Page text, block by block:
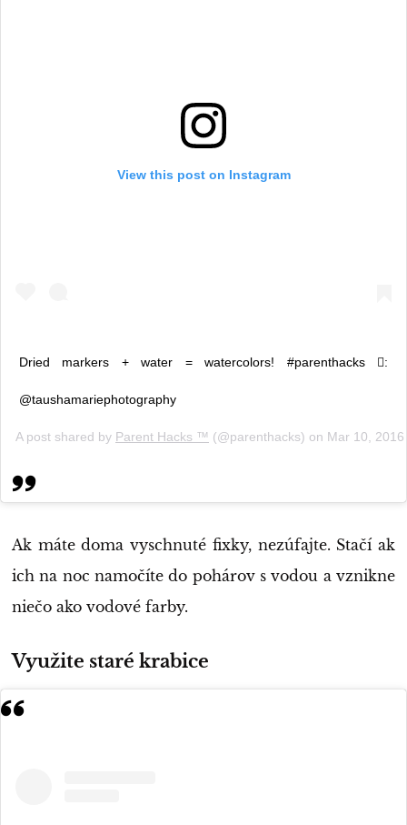
View this post on Instagram
Dried markers + water = watercolors! #parenthacks :
@taushamariephotography
A post shared by Parent Hacks ™️ (@parenthacks) on Mar 10,
Ak máte doma vyschnuté fixky, nezúfajte. Stačí ak
ich na noc namočíte do pohárov s vodou a vznikne
niečo ako vodové farby.
Využite staré krabice